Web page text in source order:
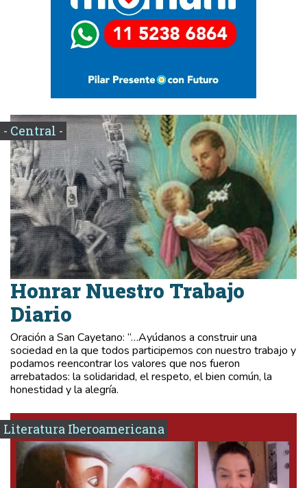
- Central -
Honrar Nuestro Trabajo
Diario
Oración a San Cayetano: “…Ayúdanos a construir una
sociedad en la que todos participemos con nuestro trabajo y
podamos reencontrar los valores que nos fueron
arrebatados: la solidaridad, el respeto, el bien común, la
honestidad y la alegría.
Literatura Iberoamericana